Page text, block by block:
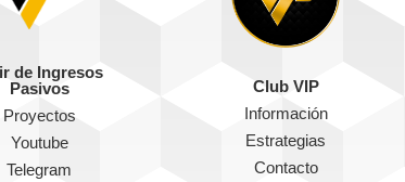
de Ingresos
Pasivos
Proyectos
Youtube
Telegram
Club VIP
Información
Estrategias
Contacto